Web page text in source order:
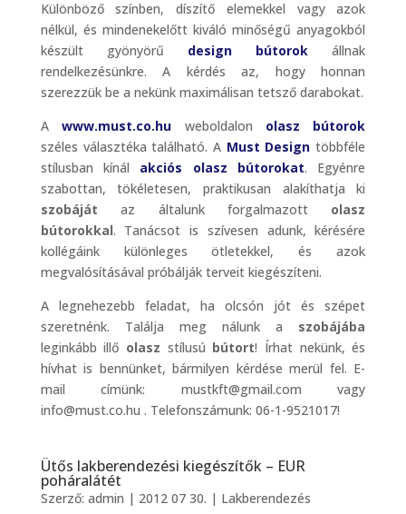
Különböző színben, díszítő elemekkel vagy azok
nélkül, és mindenekelőtt kiváló minőségű anyagokból
készült gyönyörű design bútorok állnak
rendelkezésünkre. A kérdés az, hogy honnan
szerezzük be a nekünk maximálisan tetsző darabokat.
Awww.must.co.hu weboldalon olasz bútorok
széles választéka található. A Must Design többféle
stílusban kínál akciós olasz bútorokat. Egyénre
szabottan, tökéletesen, praktikusan alakíthatja ki
szobájátaz általunk forgalmazott olasz
bútorokkal. Tanácsot is szívesen adunk, kérésére
kollégáink különleges ötletekkel, és azok
megvalósításával próbálják terveit kiegészíteni.
A legnehezebb feladat, ha olcsón jót és szépet
szeretnénk. Találja meg nálunk a szobájába
leginkább illő olasz stílusú bútort! Írhat nekünk, és
hívhat is bennünket, bármilyen kérdése merül fel. E-
mail címünk: mustkft@gmail.com vagy
info@must.co.hu . Telefonszámunk: 06-1-9521017!
Ütős lakberendezési kiegészítők – EUR
poháralátét
Szerző: admin | 2012 07 30. | Lakberendezés